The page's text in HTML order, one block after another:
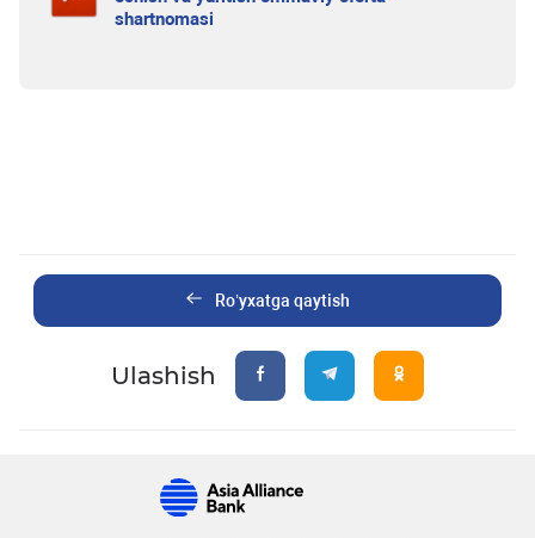
shartnomasi
Ro’yxatga qaytish
Ulashish